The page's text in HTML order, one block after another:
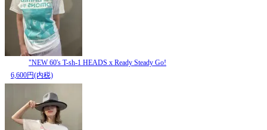
"NEW 60's T-sh-1 HEADS x Ready Steady Go!
6,600円(内税)